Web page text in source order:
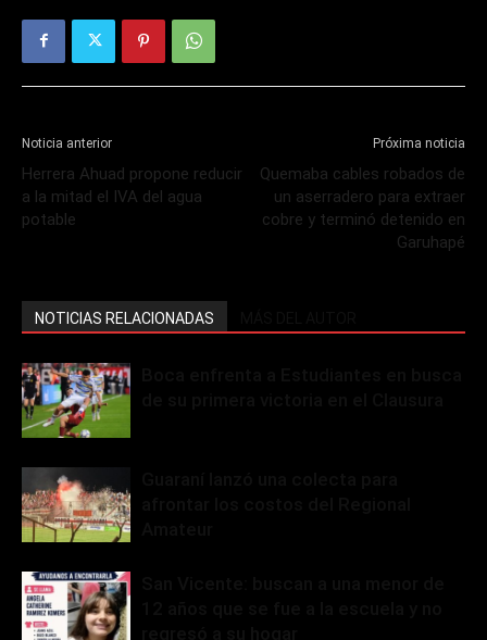
Noticia anterior
Herrera Ahuad propone reducir
a la mitad el IVA del agua
potable
Próxima noticia
Quemaba cables robados de
un aserradero para extraer
cobre y terminó detenido en
Garuhapé
NOTICIAS RELACIONADAS